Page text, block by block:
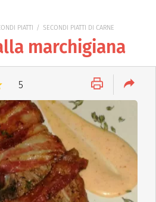
PIATTI SECONDI PIATTI DI CARNE
marchigiana
5